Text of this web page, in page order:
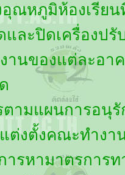
อุณหภูมิห้องเรี
ดและปิดเครื่อ
านของแต่ละอา
ตามแผนการอนุ
ต่งตั้งคณะทำงา
รหามาตรการ